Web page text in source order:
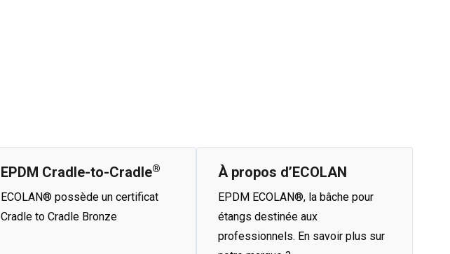
EPDM Cradle-to-Cradle®
ECOLAN® possède un certificat
Cradle to Cradle Bronze
À propos d’ECOLAN
EPDM ECOLAN®, la bâche pour
étangs destinée aux
professionnels. En savoir plus sur